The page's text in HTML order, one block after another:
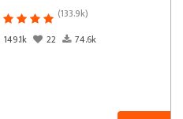
(133.9k)
149.1k
22 74.6k